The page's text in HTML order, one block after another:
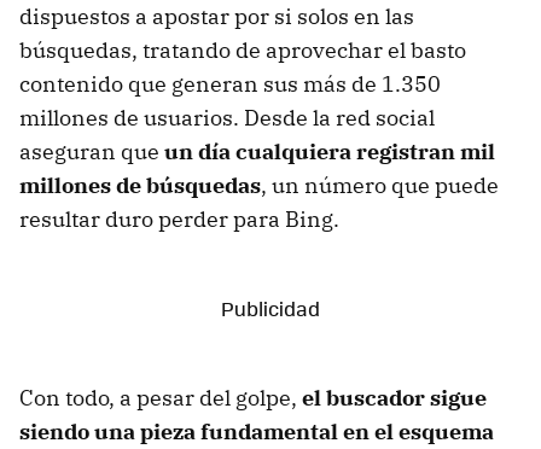
dispuestos a apostar por si solos en las
búsquedas, tratando de aprovechar el basto
contenido que generan sus más de 1.350
millones de usuarios. Desde la red social
aseguran que un día cualquiera registran mil
millones de búsquedas, un número que puede
resultar duro perder para Bing.
Con todo, a pesar del golpe, el buscador sigue
siendo una pieza fundamental en el esquema